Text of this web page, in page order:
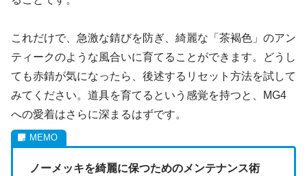
これだけで、急激な錆びを防ぎ、綺麗な「茶褐色」のアン
ティークのような風合いに育てることができます。どうし
ても赤錆が気になったら、後述するリセット方法を試して
みてください。道具を育てるという感覚を持つと、MG4
への愛着はさらに深まるはずです。
ノーメッキを綺麗に保つためのメンテナンス術